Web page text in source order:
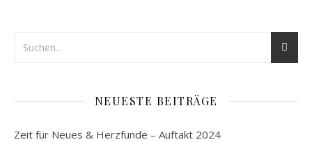
NEUESTE BEITRÄGE
Zeit für Neues & Herzfunde – Auftakt 2024